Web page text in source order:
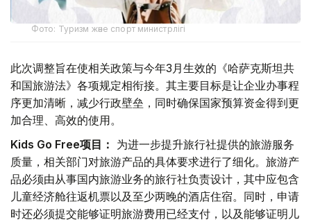
Фото: Туризм және спорт министрлігі
此次调整旨在使相关政策与今年3月生效的《哈萨克斯坦共
和国旅游法》各项规定相衔接。其主要目标是让企业办事程
序更加清晰，减少行政壁垒，同时确保国家预算资金得到更
加合理、高效的使用。
Kids Go Free项目： 为进一步提升旅行社提供的旅游服务
质量，相关部门对旅游产品的具体要求进行了细化。旅游产
品必须由从事国内旅游业务的旅行社负责设计，其中应包含
儿童经济舱往返机票以及至少两晚的酒店住宿。同时，申请
时还必须提交能够证明旅游费用已经支付，以及能够证明儿